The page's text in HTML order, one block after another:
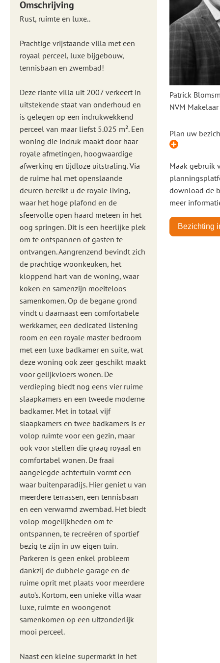
Omschrijving
Rust, ruimte en luxe..
Prachtige vrijstaande villa met een
royaal perceel, luxe bijgebouw,
tennisbaan en zwembad!
Deze riante villa uit 2007 verkeert in
uitstekende staat van onderhoud en
is gelegen op een indrukwekkend
perceel van maar liefst 5.025 m². Een
woning die indruk maakt door haar
royale afmetingen, hoogwaardige
afwerking en tijdloze uitstraling. Via
de ruime hal met openslaande
deuren bereikt u de royale living,
waar het hoge plafond en de
sfeervolle open haard meteen in het
oog springen. Dit is een heerlijke plek
om te ontspannen of gasten te
ontvangen. Aangrenzend bevindt zich
de prachtige woonkeuken, het
kloppend hart van de woning, waar
koken en samenzijn moeiteloos
samenkomen. Op de begane grond
vindt u daarnaast een comfortabele
werkkamer, een dedicated listening
room en een royale master bedroom
met een luxe badkamer en suite, wat
deze woning ook zeer geschikt maakt
voor gelijkvloers wonen. De
verdieping biedt nog eens vier ruime
slaapkamers en een tweede moderne
badkamer. Met in totaal vijf
slaapkamers en twee badkamers is er
volop ruimte voor een gezin, maar
ook voor stellen die graag royaal en
comfortabel wonen. De fraai
aangelegde achtertuin vormt een
waar buitenparadijs. Hier geniet u van
meerdere terrassen, een tennisbaan
en een verwarmd zwembad. Het biedt
volop mogelijkheden om te
ontspannen, te recreëren of sportief
bezig te zijn in uw eigen tuin.
Parkeren is geen enkel probleem
dankzij de dubbele garage en de
ruime oprit met plaats voor meerdere
auto’s. Kortom, een unieke villa waar
luxe, ruimte en woongenot
samenkomen op een uitzonderlijk
mooi perceel.
Naast een kleine supermarkt in het
Patrick
NVM Makelaar
Plan uw
Maak gebruik
download de
meer
Bezichting